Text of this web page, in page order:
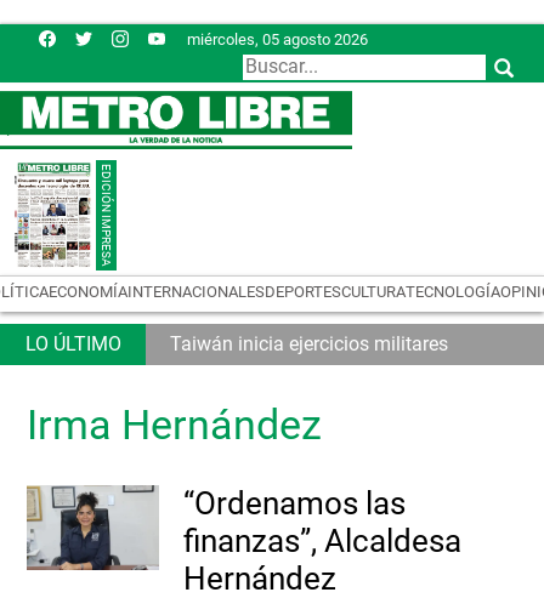
miércoles, 05 agosto 2026
ECONOMÍAINTERNACIONALESDEPORTESCULTURATECNOLOGÍA
Taiwán inicia ejercicios militares
Irma Hernández
“Ordenamos las
finanzas”, Alcaldesa
Hernández